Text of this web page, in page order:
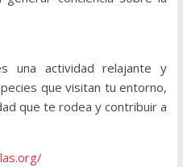
una actividad relajante y
que visitan tu entorno,
que te rodea y contribuir a